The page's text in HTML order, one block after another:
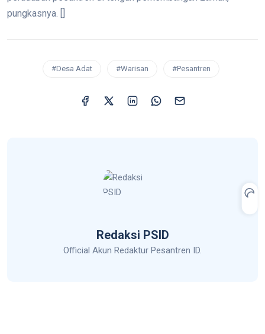
pungkasnya. []
#Desa Adat #Warisan #Pesantren
Redaksi PSID
Official Akun Redaktur Pesantren ID.